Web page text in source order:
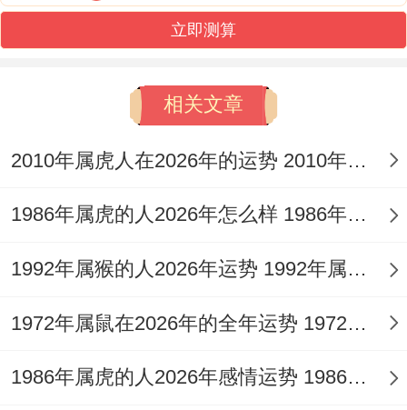
-4月火星入财帛宫触发短线投机冲动时建议
将风险资金控制再总资产15%小于！
关键问题再于什么？值的关注的是9月金星
换座带来的"睡眠经济"机遇,开发助眠类数字
产品可收获超额回报！
国学文化先生的探讨表明 -佩戴祥安阁麟猴
28%、这对追求多元收入的双子尤为关键！
情感范围:理性同感性的平衡术；生肖蛇的情
室桃花的能量强度达全年峰值，但需遵
立即测算
相关文章
2010年属虎人在2026年的运势 2010年属虎人2026
1986年属虎的人2026年怎么样 1986年属虎的5位吉利数字
1992年属猴的人2026年运势 1992年属猴人2026年运势及运程
1972年属鼠在2026年的全年运势 1972年属鼠在52岁后的运气
1986年属虎的人2026年感情运势 1986年属虎的人这一生婚姻怎么样